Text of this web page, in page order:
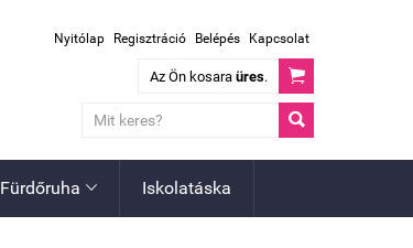
Nyitólap Regisztráció Belépés Kapcsolat
Az Ön kosara üres.


Fürdőruha  Iskolatáska